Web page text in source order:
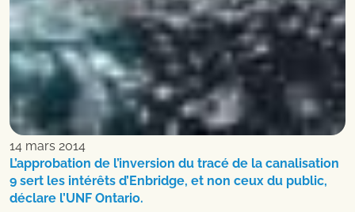
14 mars 2014
L’approbation de l’inversion du tracé de la canalisation
9 sert les intérêts d’Enbridge, et non ceux du public,
déclare l’UNF Ontario.